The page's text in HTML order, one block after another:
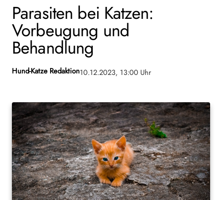
Parasiten bei Katzen:
Vorbeugung und
Behandlung
Hund-Katze Redaktion10.12.2023, 13:00 Uhr